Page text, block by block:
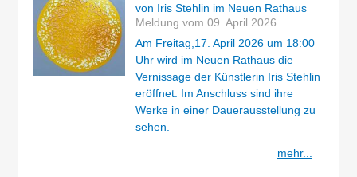
von Iris Stehlin im Neuen Rathaus
Meldung vom 09. April 2026
Am Freitag,17. April 2026 um 18:00
Uhr wird im Neuen Rathaus die
Vernissage der Künstlerin Iris Stehlin
eröffnet. Im Anschluss sind ihre
Werke in einer Dauerausstellung zu
sehen.
mehr...